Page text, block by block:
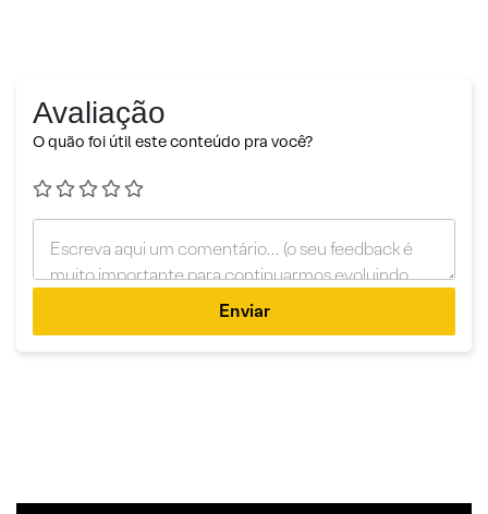
Avaliação
O quão foi útil este conteúdo pra você?
Enviar